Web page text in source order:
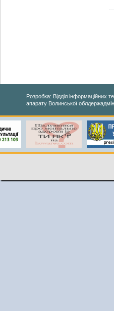
Розробка: Відділ інформаційних
апарату Волинської